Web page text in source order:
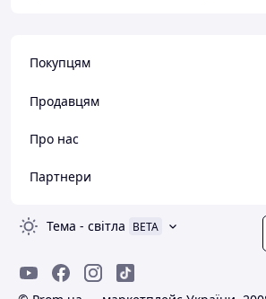
Покупцям
Продавцям
Про нас
Партнери
Тема - світла BETA